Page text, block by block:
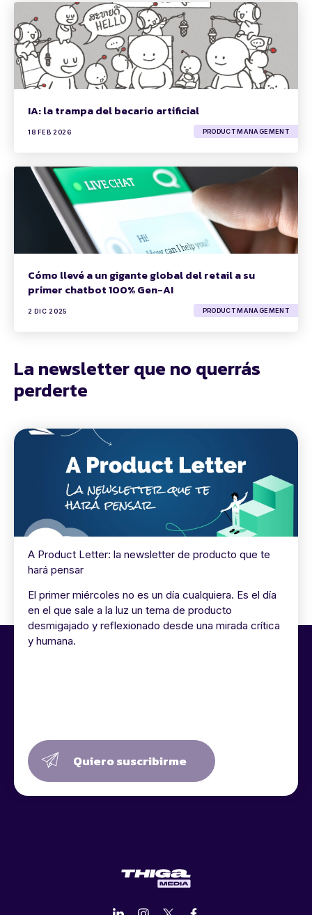
IA: la trampa del becario artificial
18 FEB 2026 PRODUCT MANAGEMENT
Cómo llevé a un gigante global del retail a su
primer chatbot 100% Gen-AI
2 DIC 2025 PRODUCT MANAGEMENT
La newsletter que no querrás
perderte
A Product Letter: la newsletter de producto que te
hará pensar
El primer miércoles no es un día cualquiera. Es el día
en el que sale a la luz un tema de producto
desmigajado y reflexionado desde una mirada crítica
y humana.
Quiero suscribirme